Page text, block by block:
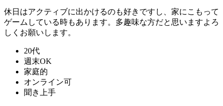
休日はアクティブに出かけるのも好きですし、家にこもって
ゲームしている時もあります。多趣味な方だと思いますよろ
しくお願いします。
20代
週末OK
家庭的
オンライン可
聞き上手